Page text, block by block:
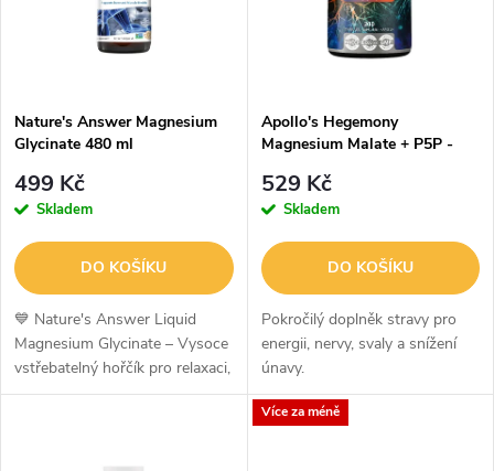
p
r
o
d
u
s
p
r
o
d
u
Nature's Answer Magnesium
Glycinate 480 ml
499 Kč
Skladem
DO KOŠÍKU
💙 Nature's Answer Liquid
Magnesium Glycinate – Vysoce
vstřebatelný hořčík pro relaxaci,
spánek a zdravé kostiNature's
Apollo's Hegemony
Magnesium Malate + P5P -
529 Kč
Skladem
DO KOŠÍKU
Pokročilý doplněk stravy pro
energii, nervy, svaly a snížení
únavy.
Více za méně